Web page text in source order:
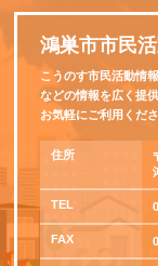
鴻巣市市民
こうのす市民活動情
などの情報を広く提
お気軽にご利用くださ
住所
TEL
FAX